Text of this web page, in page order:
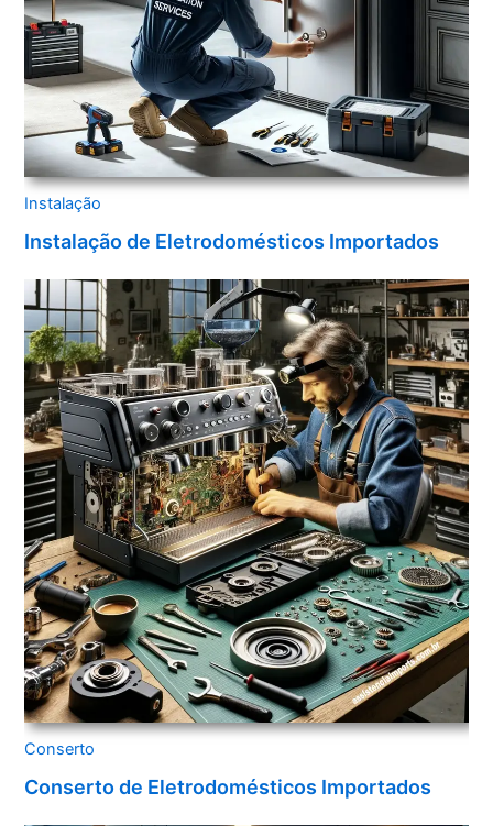
Instalação
Instalação de Eletrodomésticos Importados
Conserto
Conserto de Eletrodomésticos Importados